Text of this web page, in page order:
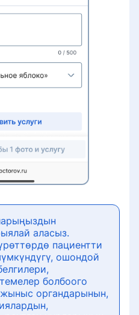
аласыз.
пациентти
ошондой
болбоого
органдарынын,